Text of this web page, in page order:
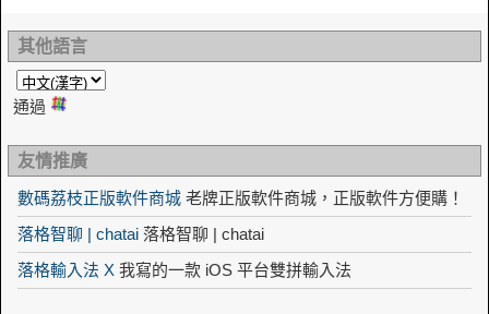
其他語言
通過
友情推廣
數碼荔枝正版軟件商城 老牌正版軟件商城，正版軟件方便購！
落格智聊 | chatai 落格智聊 | chatai
落格輸入法 X 我寫的一款 iOS 平台雙拼輸入法